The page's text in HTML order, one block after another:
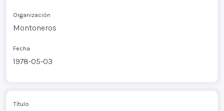
Organización
Montoneros
Fecha
1978-05-03
Título